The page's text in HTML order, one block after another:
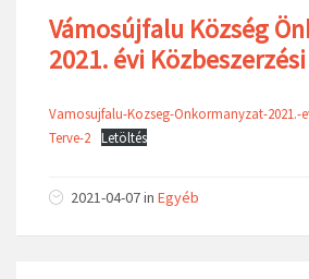
Vámosújfalu Község
2021. évi
Vamosujfalu-Kozseg-Onkormanyzat-2021.-
Terve-2
Letöltés
2021-04-07in Egyéb